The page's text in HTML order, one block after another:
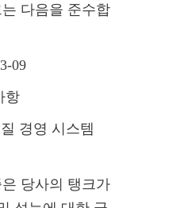
다음을 준수합
09
항
경영 시스템
당사의 탱크가